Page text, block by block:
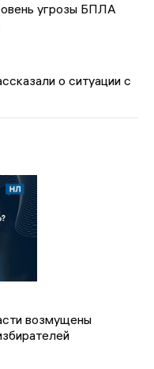
угрозы БПЛА
о ситуации с
возмущены